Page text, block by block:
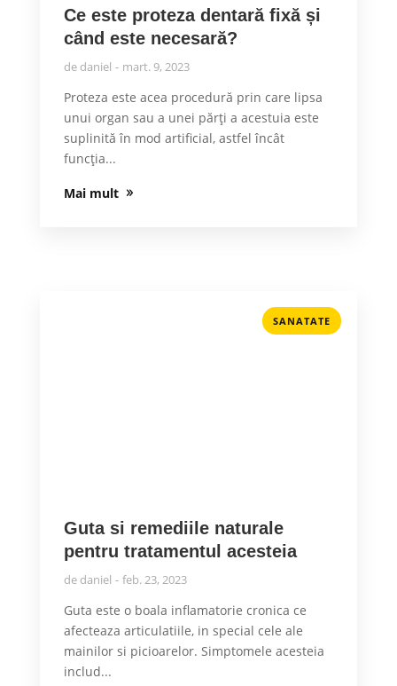
Ce este proteza dentară fixă ​​și
când este necesară?
de daniel mart. 9, 2023
Proteza este acea procedură prin care lipsa
unui organ sau a unei părți a acestuia este
suplinită în mod artificial, astfel încât
funcţia...
Mai mult
SANATATE
Guta si remediile naturale
pentru tratamentul acesteia
de daniel feb. 23, 2023
Guta este o boala inflamatorie cronica ce
afecteaza articulatiile, in special cele ale
mainilor si picioarelor. Simptomele acesteia
includ...